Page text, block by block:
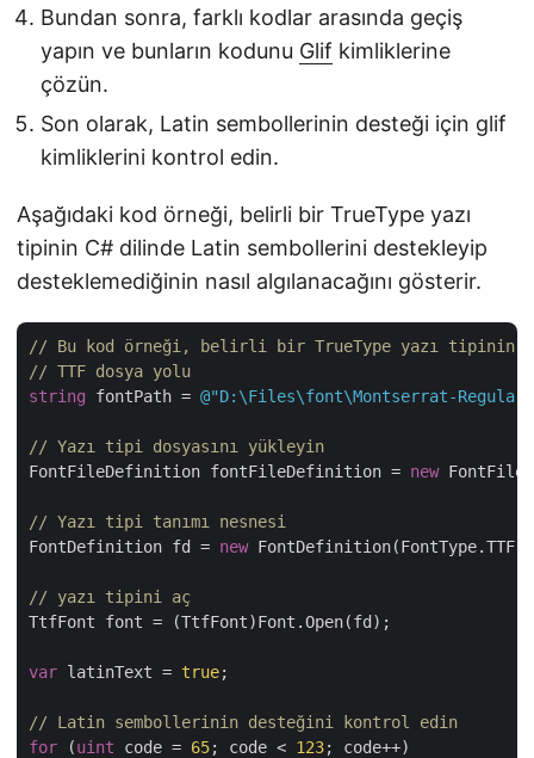
Bundan sonra, farklı kodlar arasında geçiş
yapın ve bunların kodunu Glif kimliklerine
çözün.
Son olarak, Latin sembollerinin desteği için glif
kimliklerini kontrol edin.
Aşağıdaki kod örneği, belirli bir TrueType yazı
tipinin C# dilinde Latin sembollerini destekleyip
desteklemediğinin nasıl algılanacağını gösterir.
// Bu kod örneği, belirli bir TrueType yazı tipinin
// TTF dosya yolu
string fontPath = @"D:\Files\font\Montserrat-
// Yazı tipi dosyasını yükleyin
FontFileDefinition fontFileDefinition = new
// Yazı tipi tanımı nesnesi
FontDefinition fd = new
// yazı tipini aç
TtfFont font = (TtfFont)Font.Open(fd);
var latinText = true;
// Latin sembollerinin desteğini kontrol edin
for (uint code = 65; code < 123; code++)